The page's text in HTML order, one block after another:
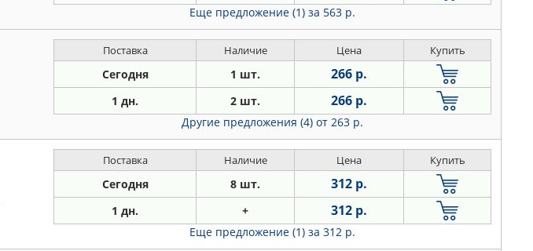
Еще предложение (1) за 563 р.
Поставка Наличие Цена Купить
Сегодня 1 шт. 266 р.
1 дн. 2 шт. 266 р.
Другие предложения (4) от 263 р.
Поставка Наличие Цена Купить
Сегодня 8 шт. 312 р.
1 дн. + 312 р.
Еще предложение (1) за 312 р.